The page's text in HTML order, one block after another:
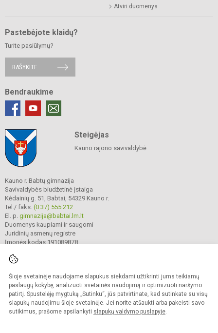
Šioje svetainėje naudojame slapukus siekdami užtikrinti jums teikiamų
paslaugų kokybę, analizuoti svetainės naudojimą ir optimizuoti naršymo
patirtį. Spustelėję mygtuką „Sutinku“, jūs patvirtinate, kad sutinkate su visų
slapukų naudojimu šioje svetainėje. Jei norite atšaukti arba pakeisti savo
sutikimus, prašome apsilankyti slapukų valdymo puslapyje.
Atviri duomenys
Pastebėjote klaidų?
Turite pasiūlymų?
RAŠYKITE
Bendraukime
Steigėjas
Kauno rajono savivaldybė
Kauno r. Babtų gimnazija
Savivaldybės biudžetinė įstaiga
Kėdainių g. 51, Babtai, 54329 Kauno r.
Tel./ faks. (0 37) 555 212
El. p. gimnazija@babtai.lm.lt
Duomenys kaupiami ir saugomi
Juridinių asmenų registre
Įmonės kodas 191089878
© 2025. Kauno r. Babtų gimnazija. Visos teisės saugomos.
Kopijuoti turinį be raštiško gimnazijos sutikimo griežtai draudžiama.
Prieinamumo paraiška Slapukų politika
Sumanus būdas atnaujinti